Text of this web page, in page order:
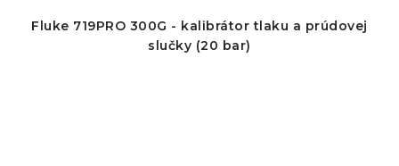
Fluke 719PRO 300G - kalibrátor tlaku a prúdovej
slučky (20 bar)